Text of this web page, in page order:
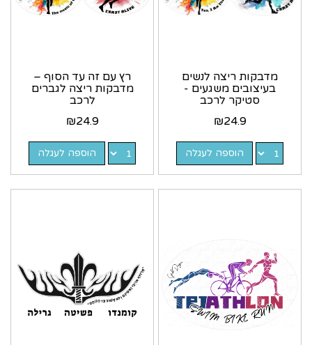
מדבקות ריצה לנשים
בעיצובים משגעים -
סטיקר לרכב
₪24.9
הוספה לעגלה
רץ עם זה עד הסוף –
מדבקות ריצה לגברים
לרכב
₪24.9
הוספה לעגלה